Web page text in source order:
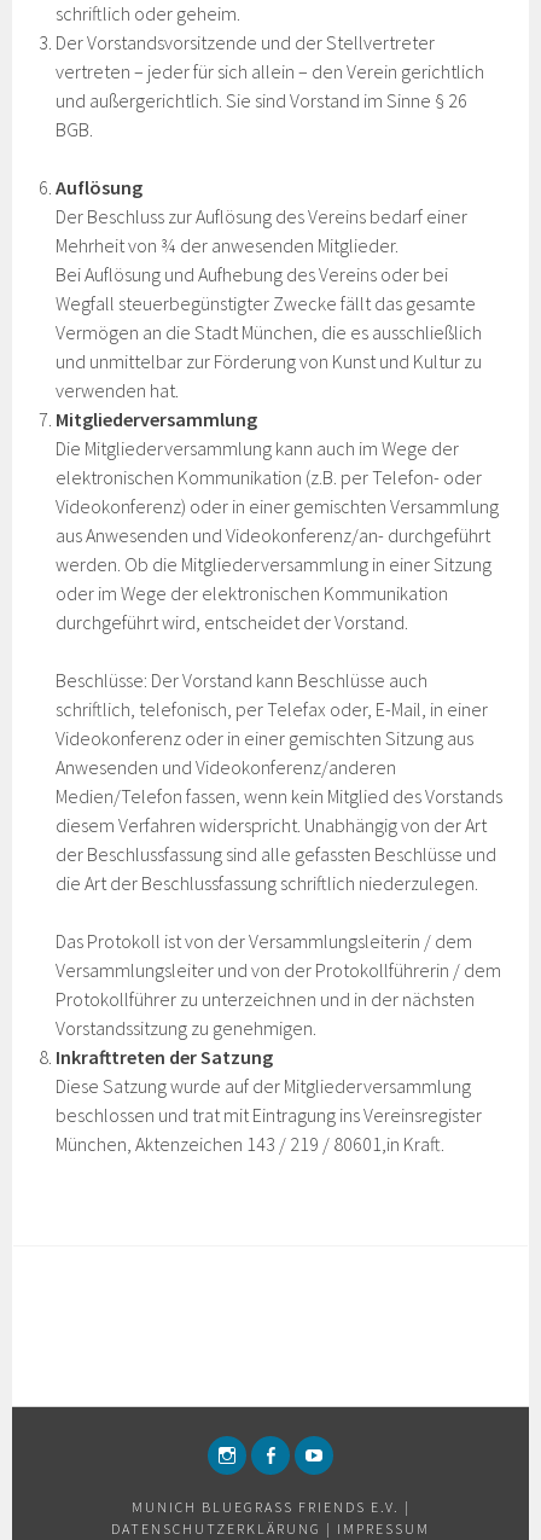
schriftlich oder geheim.
Der Vorstandsvorsitzende und der Stellvertreter
vertreten – jeder für sich allein – den Verein gerichtlich
und außergerichtlich. Sie sind Vorstand im Sinne § 26
BGB.
Auflösung
Der Beschluss zur Auflösung des Vereins bedarf einer
Mehrheit von ¾ der anwesenden Mitglieder.
Bei Auflösung und Aufhebung des Vereins oder bei
Wegfall steuerbegünstigter Zwecke fällt das gesamte
Vermögen an die Stadt München, die es ausschließlich
und unmittelbar zur Förderung von Kunst und Kultur zu
verwenden hat.
Mitgliederversammlung
Die Mitgliederversammlung kann auch im Wege der
elektronischen Kommunikation (z.B. per Telefon- oder
Videokonferenz) oder in einer gemischten Versammlung
aus Anwesenden und Videokonferenz/an- durchgeführt
werden. Ob die Mitgliederversammlung in einer Sitzung
oder im Wege der elektronischen Kommunikation
durchgeführt wird, entscheidet der Vorstand.
Beschlüsse: Der Vorstand kann Beschlüsse auch
schriftlich, telefonisch, per Telefax oder, E-Mail, in einer
Videokonferenz oder in einer gemischten Sitzung aus
Anwesenden und Videokonferenz/anderen
Medien/Telefon fassen, wenn kein Mitglied des Vorstands
diesem Verfahren widerspricht. Unabhängig von der Art
der Beschlussfassung sind alle gefassten Beschlüsse und
die Art der Beschlussfassung schriftlich niederzulegen.
Das Protokoll ist von der Versammlungsleiterin / dem
Versammlungsleiter und von der Protokollführerin / dem
Protokollführer zu unterzeichnen und in der nächsten
Vorstandssitzung zu genehmigen.
Inkrafttreten der Satzung
Diese Satzung wurde auf der Mitgliederversammlung
beschlossen und trat mit Eintragung ins Vereinsregister
München, Aktenzeichen 143 / 219 / 80601,in Kraft.
MUNICH BLUEGRASS FRIENDS E.V.
|
DATENSCHUTZERKLÄRUNG | IMPRESSUM